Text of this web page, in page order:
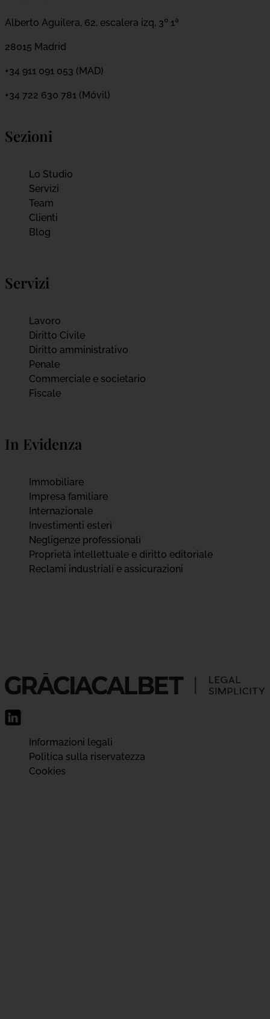
Alberto Aguilera, 62, escalera izq, 3º 1ª
28015 Madrid
+34 911 091 053 (MAD)
+34 722 630 781 (Móvil)
Sezioni
Lo Studio
Servizi
Team
Clienti
Blog
Servizi
Lavoro
Diritto Civile
Diritto amministrativo
Penale
Commerciale e societario
Fiscale
In Evidenza
Immobiliare
Impresa familiare
Internazionale
Investimenti esteri
Negligenze professionali
Proprietà intellettuale e diritto editoriale
Reclami industriali e assicurazioni
Informazioni legali
Politica sulla riservatezza
Cookies